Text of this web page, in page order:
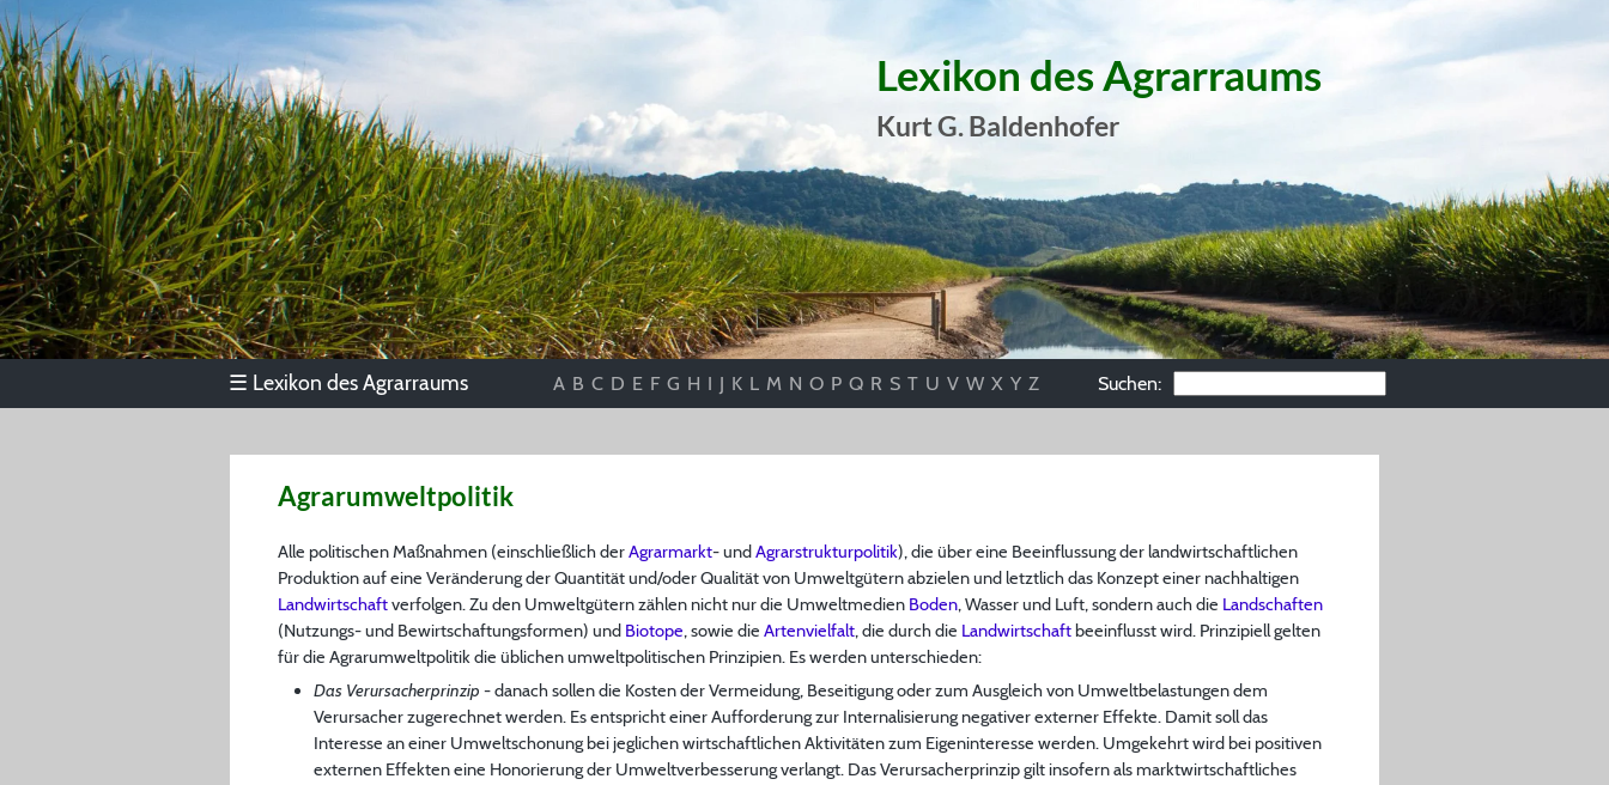
Lexikon des Agrarraums
Kurt G. Baldenhofer
☰ Lexikon des Agrarraums A B C D E F G H I J K L M N O P Q R S T U V W X Y Z Suchen:
Agrarumweltpolitik
Alle politischen Maßnahmen (einschließlich derAgrarmarkt- undAgrarstrukturpolitik), die über eine Beeinflussung der landwirtschaftlichen
Produktion auf eine Veränderung der Quantität und/oder Qualität von Umweltgütern abzielen und letztlich das Konzept einer nachhaltigen
Landwirtschaftverfolgen. Zu den Umweltgütern zählen nicht nur die Umweltmedien Boden, Wasser und Luft, sondern auch die Landschaften
(Nutzungs- und Bewirtschaftungsformen) und Biotope, sowie die Artenvielfalt, die durch die Landwirtschaftbeeinflusst wird. Prinzipiell gelten
für die Agrarumweltpolitik die üblichen umweltpolitischen Prinzipien. Es werden unterschieden:
Das Verursacherprinzip - danach sollen die Kosten der Vermeidung, Beseitigung oder zum Ausgleich von Umweltbelastungen dem
Verursacher zugerechnet werden. Es entspricht einer Aufforderung zur Internalisierung negativer externer Effekte. Damit soll das
Interesse an einer Umweltschonung bei jeglichen wirtschaftlichen Aktivitäten zum Eigeninteresse werden. Umgekehrt wird bei positiven
externen Effekten eine Honorierung der Umweltverbesserung verlangt. Das Verursacherprinzip gilt insofern als marktwirtschaftliches